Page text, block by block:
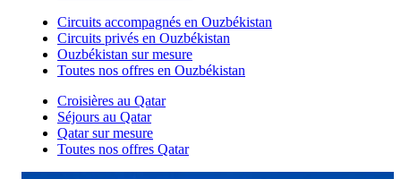
Circuits accompagnés en Ouzbékistan
Circuits privés en Ouzbékistan
Ouzbékistan sur mesure
Toutes nos offres en Ouzbékistan
Croisières au Qatar
Séjours au Qatar
Qatar sur mesure
Toutes nos offres Qatar